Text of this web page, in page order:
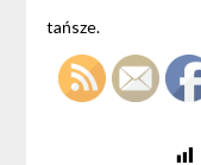
tańsze.